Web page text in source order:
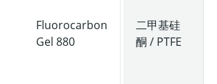
Fluorocarbon
Gel 880
二甲基硅
酮 / PTFE